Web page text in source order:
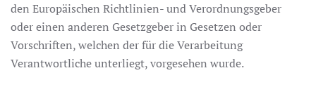
den Europäischen Richtlinien- und Verordnungsgeber
oder einen anderen Gesetzgeber in Gesetzen oder
Vorschriften, welchen der für die Verarbeitung
Verantwortliche unterliegt, vorgesehen wurde.